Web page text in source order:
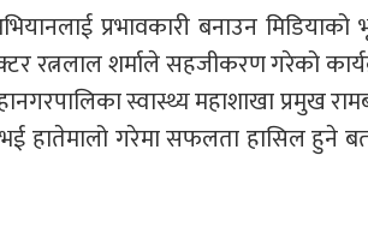
प्रभावकारी बनाउन मिडियाको
रत्नलाल शर्माले सहजीकरण गरेको
स्वास्थ्य महाशाखा प्रमुख
हातेमालो गरेमा सफलता हासिल हुने